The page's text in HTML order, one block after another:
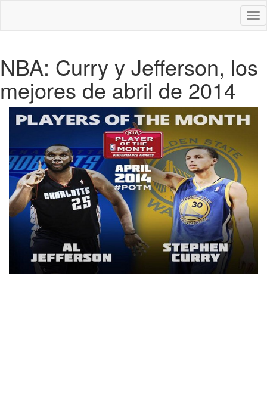
NBA: Curry y Jefferson, los
mejores de abril de 2014